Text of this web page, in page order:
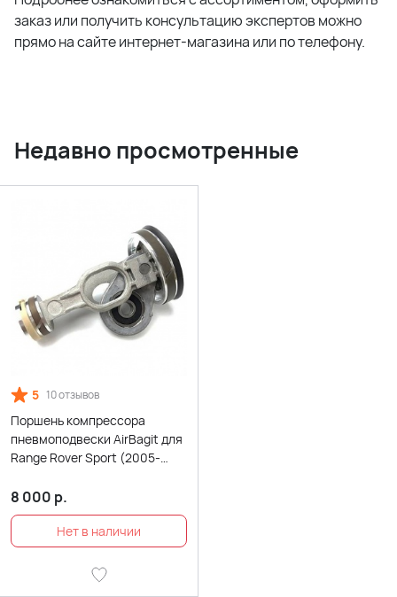
заказ или получить консультацию экспертов можно
прямо на сайте интернет-магазина или по телефону.
Недавно просмотренные
5 10 отзывов
Поршень компрессора
пневмоподвески AirBagit для
Range Rover Sport (2005-
8 000 р.